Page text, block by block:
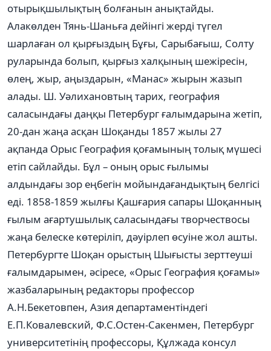
отырықшылықтың болғанын анықтайды.
Алакөлден Тянь-Шаньға дейінгі жерді түгел
шарлаған ол қырғыздың Бұғы, Сарыбағыш, Солту
руларында болып, қырғыз халқының шежіресін,
өлең, жыр, аңыздарын, «Манас» жырын жазып
алады. Ш. Уәлихановтың тарих, география
саласындағы даңқы Петербург ғалымдарына жетіп,
20-дан жаңа асқан Шоқанды 1857 жылы 27
ақпанда Орыс География қоғамының толық мүшесі
етіп сайлайды. Бұл – оның орыс ғылымы
алдындағы зор еңбегін мойындағандықтың белгісі
еді. 1858-1859 жылғы Қашғария сапары Шоқанның
ғылым ағартушылық саласындағы творчествосы
жаңа белеске көтеріліп, дәуірлеп өсуіне жол ашты.
Петербургте Шоқан орыстың Шығысты зерттеуші
ғалымдарымен, әсіресе, «Орыс География қоғамы»
жазбаларының редакторы профессор
А.Н.Бекетовпен, Азия департаментіндегі
Е.П.Ковалевский, Ф.С.Остен-Сакенмен, Петербург
университетінің профессоры, Құлжада консул